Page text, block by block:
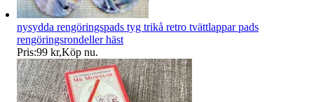
nysydda rengöringspads tyg trikå retro tvättlappar pads
rengöringsrondeller häst
Pris:99 kr,Köp nu.